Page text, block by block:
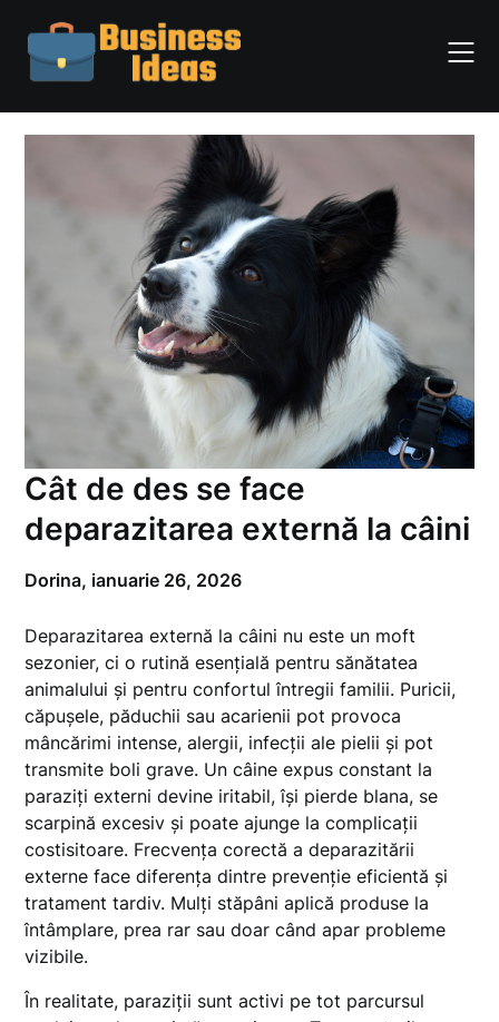
content
Cât de des se face
deparazitarea externă la câini
Dorina, ianuarie 26, 2026
Deparazitarea externă la câini nu este un moft
sezonier, ci o rutină esențială pentru sănătatea
animalului și pentru confortul întregii familii. Puricii,
căpușele, păduchii sau acarienii pot provoca
mâncărimi intense, alergii, infecții ale pielii și pot
transmite boli grave. Un câine expus constant la
paraziți externi devine iritabil, își pierde blana, se
scarpină excesiv și poate ajunge la complicații
costisitoare. Frecvența corectă a deparazitării
externe face diferența dintre prevenție eficientă și
tratament tardiv. Mulți stăpâni aplică produse la
întâmplare, prea rar sau doar când apar probleme
vizibile.
În realitate, paraziții sunt activi pe tot parcursul